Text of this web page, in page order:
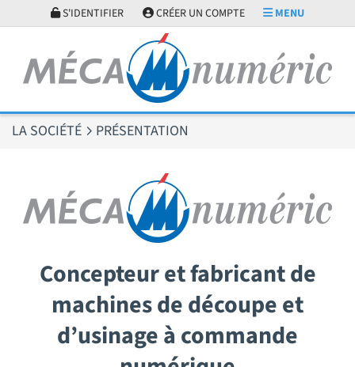
S'IDENTIFIER CRÉER UN COMPTE MENU
LA SOCIÉTÉ PRÉSENTATION
Concepteur et fabricant de
machines de découpe et
d’usinage à commande
Panneau de gestion des cookies